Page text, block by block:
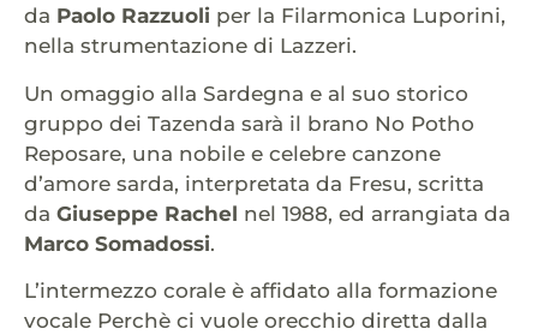
da Paolo Razzuoli per la Filarmonica Luporini,
nella strumentazione di Lazzeri.
Un omaggio alla Sardegna e al suo storico
gruppo dei Tazenda sarà il brano No Potho
Reposare, una nobile e celebre canzone
d’amore sarda, interpretata da Fresu, scritta
da Giuseppe Rachel nel 1988, ed arrangiata da
Marco Somadossi.
L’intermezzo corale è affidato alla formazione
vocale Perchè ci vuole orecchio diretta dalla